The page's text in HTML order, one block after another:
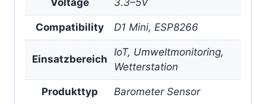
Compatibility D1 Mini, ESP8266
Einsatzbereich
IoT, Umweltmonitoring,
Wetterstation
Produkttyp Barometer Sensor